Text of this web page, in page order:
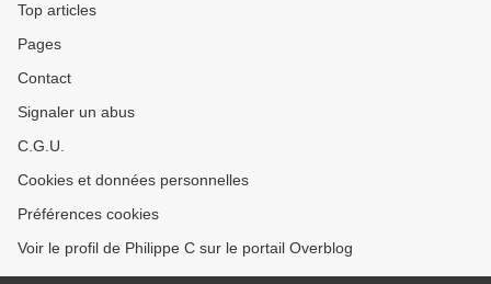
Top articles
Pages
Contact
Signaler un abus
C.G.U.
Cookies et données personnelles
Préférences cookies
Voir le profil de Philippe C sur le portail Overblog